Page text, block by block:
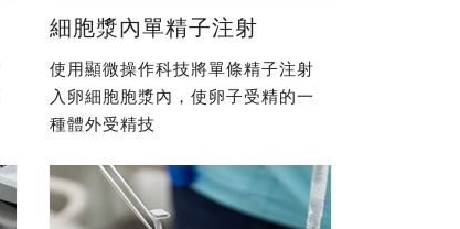
細胞漿內單精子注射
使用顯微操作科技將單條精子注射
入卵細胞胞漿內，使卵子受精的一
種體外受精技